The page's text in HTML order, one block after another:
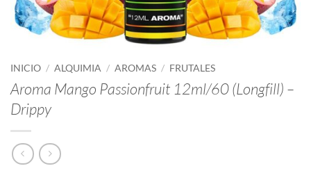
INICIO / ALQUIMIA / AROMAS / FRUTALES
Aroma Mango Passionfruit 12ml/60 (Longfill) –
Drippy